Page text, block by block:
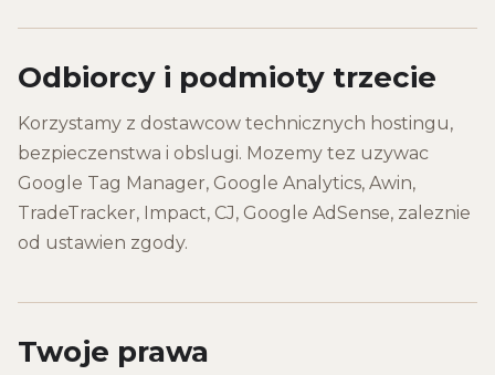
Odbiorcy i podmioty trzecie
Korzystamy z dostawcow technicznych hostingu,
bezpieczenstwa i obslugi. Mozemy tez uzywac
Google Tag Manager, Google Analytics, Awin,
TradeTracker, Impact, CJ, Google AdSense, zaleznie
od ustawien zgody.
Twoje prawa